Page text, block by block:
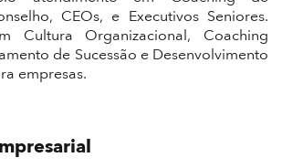
CEOs, e Executivos Seniores.
Cultura Organizacional, Coaching
de Sucessão e Desenvolvimento
empresas.